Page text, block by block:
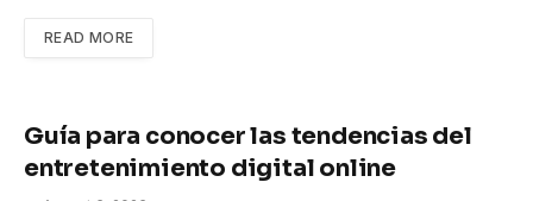
READ MORE
Guía para conocer las tendencias del
entretenimiento digital online